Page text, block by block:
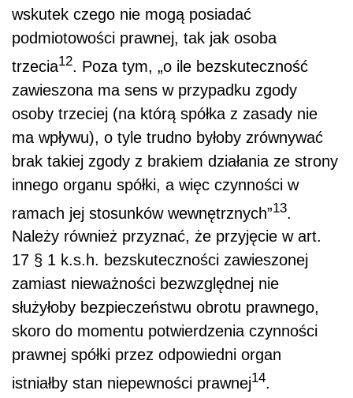
wskutek czego nie mogą posiadać
podmiotowości prawnej, tak jak osoba
trzecia12. Poza tym, „o ile bezskuteczność
zawieszona ma sens w przypadku zgody
osoby trzeciej (na którą spółka z zasady nie
ma wpływu), o tyle trudno byłoby zrównywać
brak takiej zgody z brakiem działania ze strony
innego organu spółki, a więc czynności w
ramach jej stosunków wewnętrznych”13
Należy również przyznać, że przyjęcie w art.
17 § 1 k.s.h. bezskuteczności zawieszonej
zamiast nieważności bezwzględnej nie
służyłoby bezpieczeństwu obrotu prawnego,
skoro do momentu potwierdzenia czynności
prawnej spółki przez odpowiedni organ
istniałby stan niepewności prawnej14.